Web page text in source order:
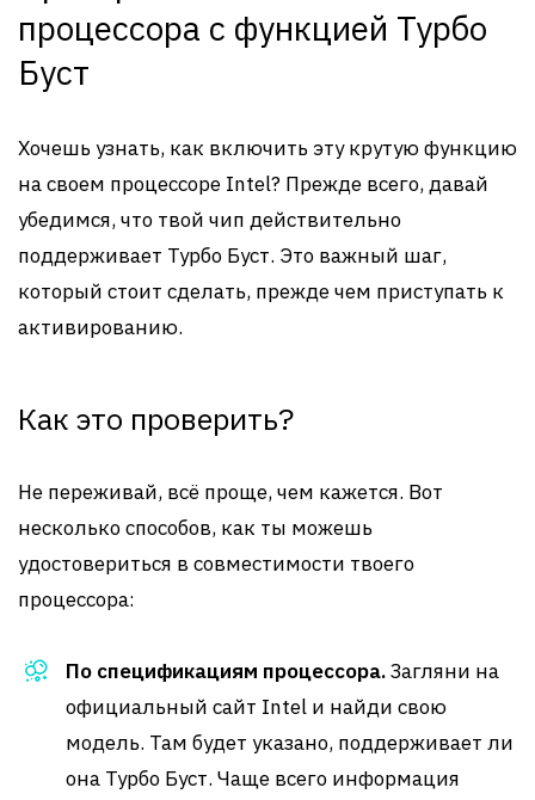
процессора с функцией Турбо
Буст
Хочешь узнать, как включить эту крутую функцию
на своем процессоре Intel? Прежде всего, давай
убедимся, что твой чип действительно
поддерживает Турбо Буст. Это важный шаг,
который стоит сделать, прежде чем приступать к
активированию.
Как это проверить?
Не переживай, всё проще, чем кажется. Вот
несколько способов, как ты можешь
удостовериться в совместимости твоего
процессора:
По спецификациям процессора.Загляни на
официальный сайт Intel и найди свою
модель. Там будет указано, поддерживает ли
она Турбо Буст. Чаще всего информация